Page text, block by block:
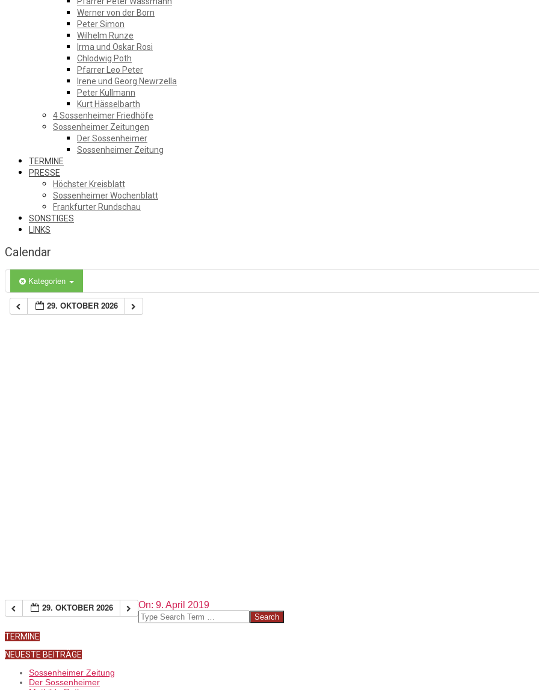
Werner von der Born
Peter Simon
Wilhelm Runze
Irma und Oskar Rosi
Chlodwig Poth
Pfarrer Leo Peter
Irene und Georg Newrzella
Peter Kullmann
Kurt Hässelbarth
4 Sossenheimer Friedhöfe
Sossenheimer Zeitungen
Der Sossenheimer
Sossenheimer Zeitung
TERMINE
PRESSE
Höchster Kreisblatt
Sossenheimer Wochenblatt
Frankfurter Rundschau
SONSTIGES
LINKS
Calendar
Kategorien
29. OKTOBER 2026
29. OKTOBER 2026
2019-
04-
On: 9. April 2019
Search
TERMINE
NEUESTE BEITRÄGE
Sossenheimer Zeitung
Der Sossenheimer